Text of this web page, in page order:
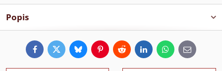
Popis
FacebookTwitterBlueskyPinterestRedditLinkedInWhatsApp
E-
mail